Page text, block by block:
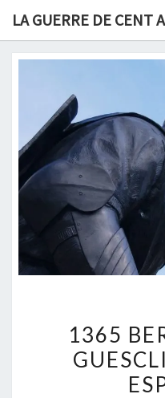
content
LA GUERRE DE CENT
1365